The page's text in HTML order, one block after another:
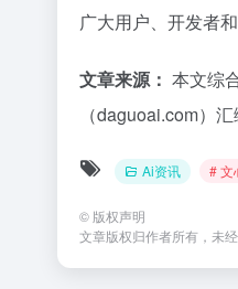
广大用户、开发者
文章来源： 本文综
（daguoai.com）汇
Ai资讯 # 文
© 版权声明
文章版权归作者所有，未经